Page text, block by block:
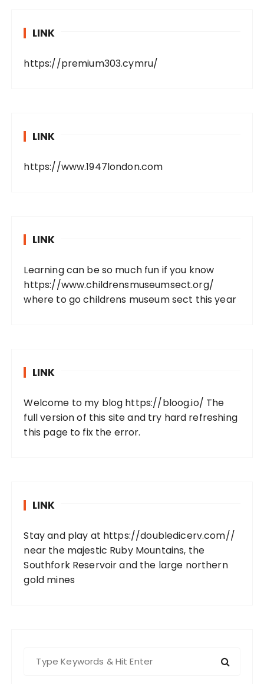
LINK
https://premium303.cymru/
LINK
https://www.1947london.com
LINK
Learning can be so much fun if you know
https://www.childrensmuseumsect.org/
where to go childrens museum sect this year
LINK
Welcome to my blog https://bloog.io/ The
full version of this site and try hard refreshing
this page to fix the error.
LINK
Stay and play at https://doubledicerv.com//
near the majestic Ruby Mountains, the
Southfork Reservoir and the large northern
gold mines